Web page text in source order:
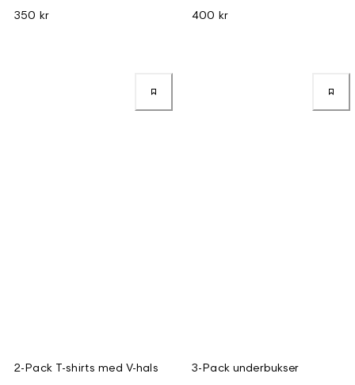
350 kr 400 kr
2-Pack T-shirts med V-hals 3-Pack underbukser